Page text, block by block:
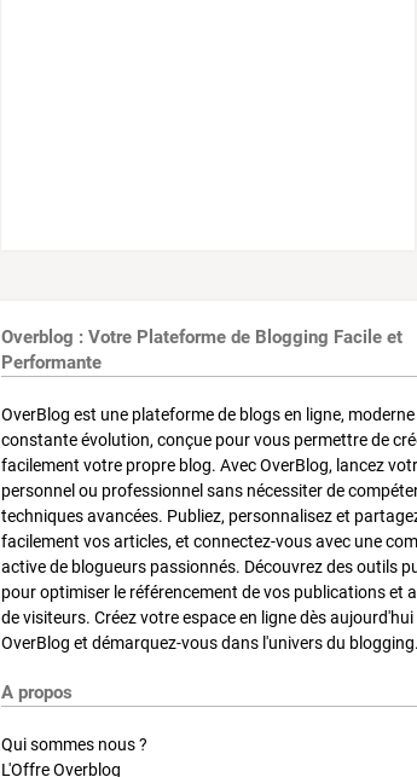
Overblog : Votre Plateforme de Blogging Facile et
Performante
OverBlog est une plateforme de blogs en ligne, moderne
constante évolution, conçue pour vous permettre de
facilement votre propre blog. Avec OverBlog, lancez
personnel ou professionnel sans nécessiter de
techniques avancées. Publiez, personnalisez et
facilement vos articles, et connectez-vous avec une
active de blogueurs passionnés. Découvrez des outils
pour optimiser le référencement de vos publications et
de visiteurs. Créez votre espace en ligne dès aujourd'hui
OverBlog et démarquez-vous dans l'univers du blogging.
A propos
Qui sommes nous ?
L'Offre Overblog